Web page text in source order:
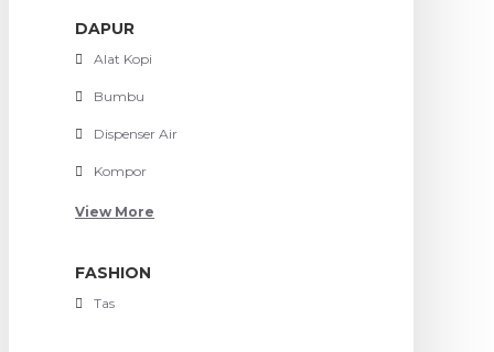
DAPUR
Alat Kopi
Bumbu
Dispenser Air
Kompor
View More
FASHION
Tas